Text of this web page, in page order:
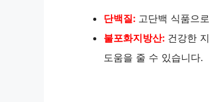
단백질: 고단백 식품으
불포화지방산: 건강한
도움을 줄 수 있습니다.